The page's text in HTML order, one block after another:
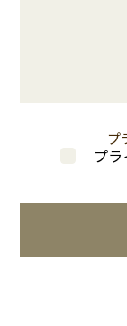
プ
プ